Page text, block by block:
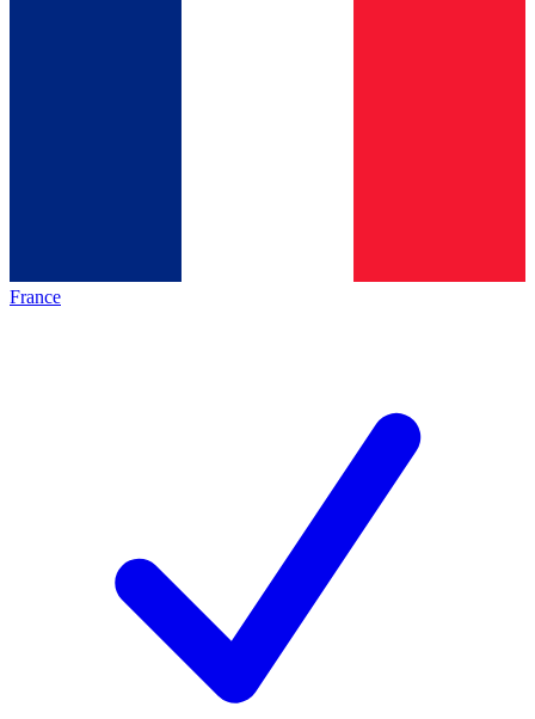
France